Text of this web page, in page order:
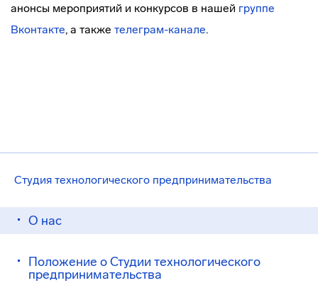
Студия технологического предпринимательства
О нас
Положение о Студии технологического
предпринимательства
анонсы мероприятий и конкурсов в нашей группе
Вконтакте, а также телеграм-канале.